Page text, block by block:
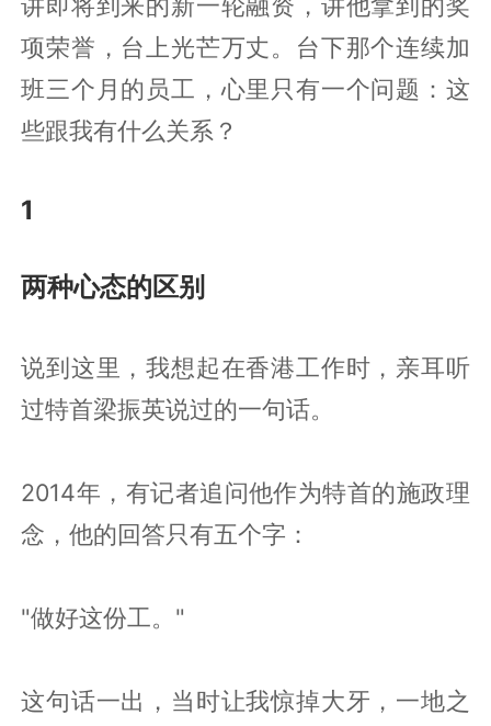
项荣誉，台上光芒万丈。台下那个连续加
班三个月的员工，心里只有一个问题：这
些跟我有什么关系？
1
两种心态的区别
说到这里，我想起在香港工作时，亲耳听
过特首梁振英说过的一句话。
2014年，有记者追问他作为特首的施政理
念，他的回答只有五个字：
"做好这份工。"
这句话一出，当时让我惊掉大牙，一地之